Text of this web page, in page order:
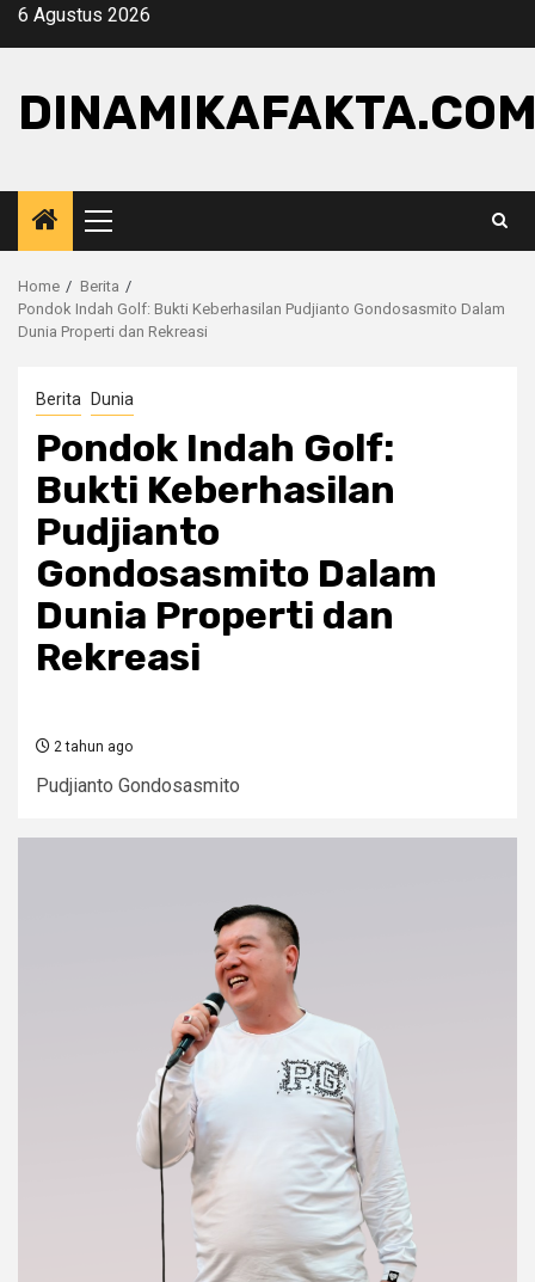
Skip6 Agustus 2026
Primary
Menu
Home
Berita
Pondok Indah Golf: Bukti Keberhasilan Pudjianto Gondosasmito Dalam
Dunia Properti dan Rekreasi
Berita Dunia
Pondok Indah Golf:
Bukti Keberhasilan
Pudjianto
Gondosasmito Dalam
Dunia Properti dan
Rekreasi
2 tahun ago
Pudjianto Gondosasmito